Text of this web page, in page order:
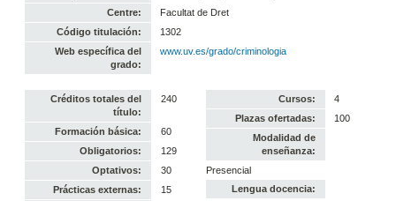
Centre:
Facultat de Dret
Código titulación:
1302
Web específica del
grado:
www.uv.es/grado/criminologia
Créditos totales del
título:
240
Formación básica:
60
Obligatorios:
129
Optativos:
30
Prácticas externas:
15
Cursos:
4
Plazas ofertadas:
100
Modalidad de
enseñanza:
Presencial
Lengua docencia: